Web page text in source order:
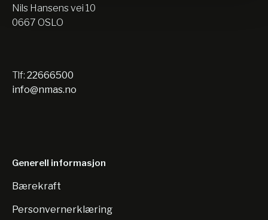
Nils Hansens vei 10
0667 OSLO
Tlf: 22666500
info@nmas.no
Generell informasjon
Bærekraft
Personvernerklæring